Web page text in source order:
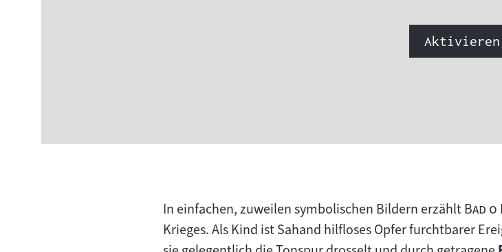
Aktivieren
In einfachen, zuweilen symbolischen Bildern erzählt"
Bad o
Krieges. Als Kind ist Sahand hilfloses Opfer furchtbarer